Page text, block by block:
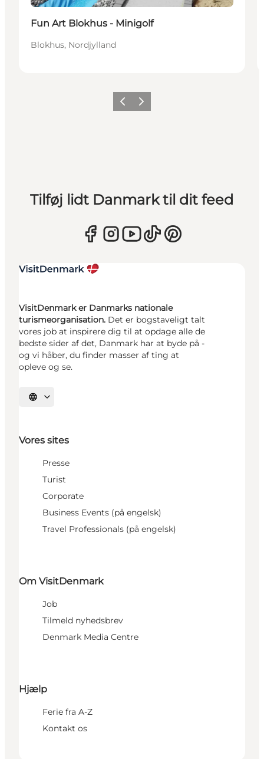
Fun Art Blokhus - Minigolf
Blokhus, Nordjylland
ForrigeNæste
Tilføj lidt Danmark til dit feed
VisitDenmark er Danmarks nationale
turismeorganisation. Det er bogstaveligt talt
vores job at inspirere dig til at opdage alle de
bedste sider af det, Danmark har at byde på -
og vi håber, du finder masser af ting at
opleve og se.
Vælg sprog
Vores sites
Presse
Turist
Corporate
Business Events (på engelsk)
Travel Professionals (på engelsk)
Om VisitDenmark
Job
Tilmeld nyhedsbrev
Denmark Media Centre
Hjælp
Ferie fra A-Z
Kontakt os